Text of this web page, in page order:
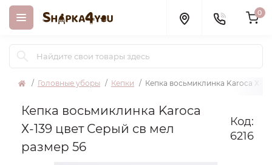
0
Головные уборы Кепки Кепка восьмиклинка Karoca Х-
Кепка восьмиклинка Karoca
Х-139 цвет Серый св мел
размер 56
Код:
6216